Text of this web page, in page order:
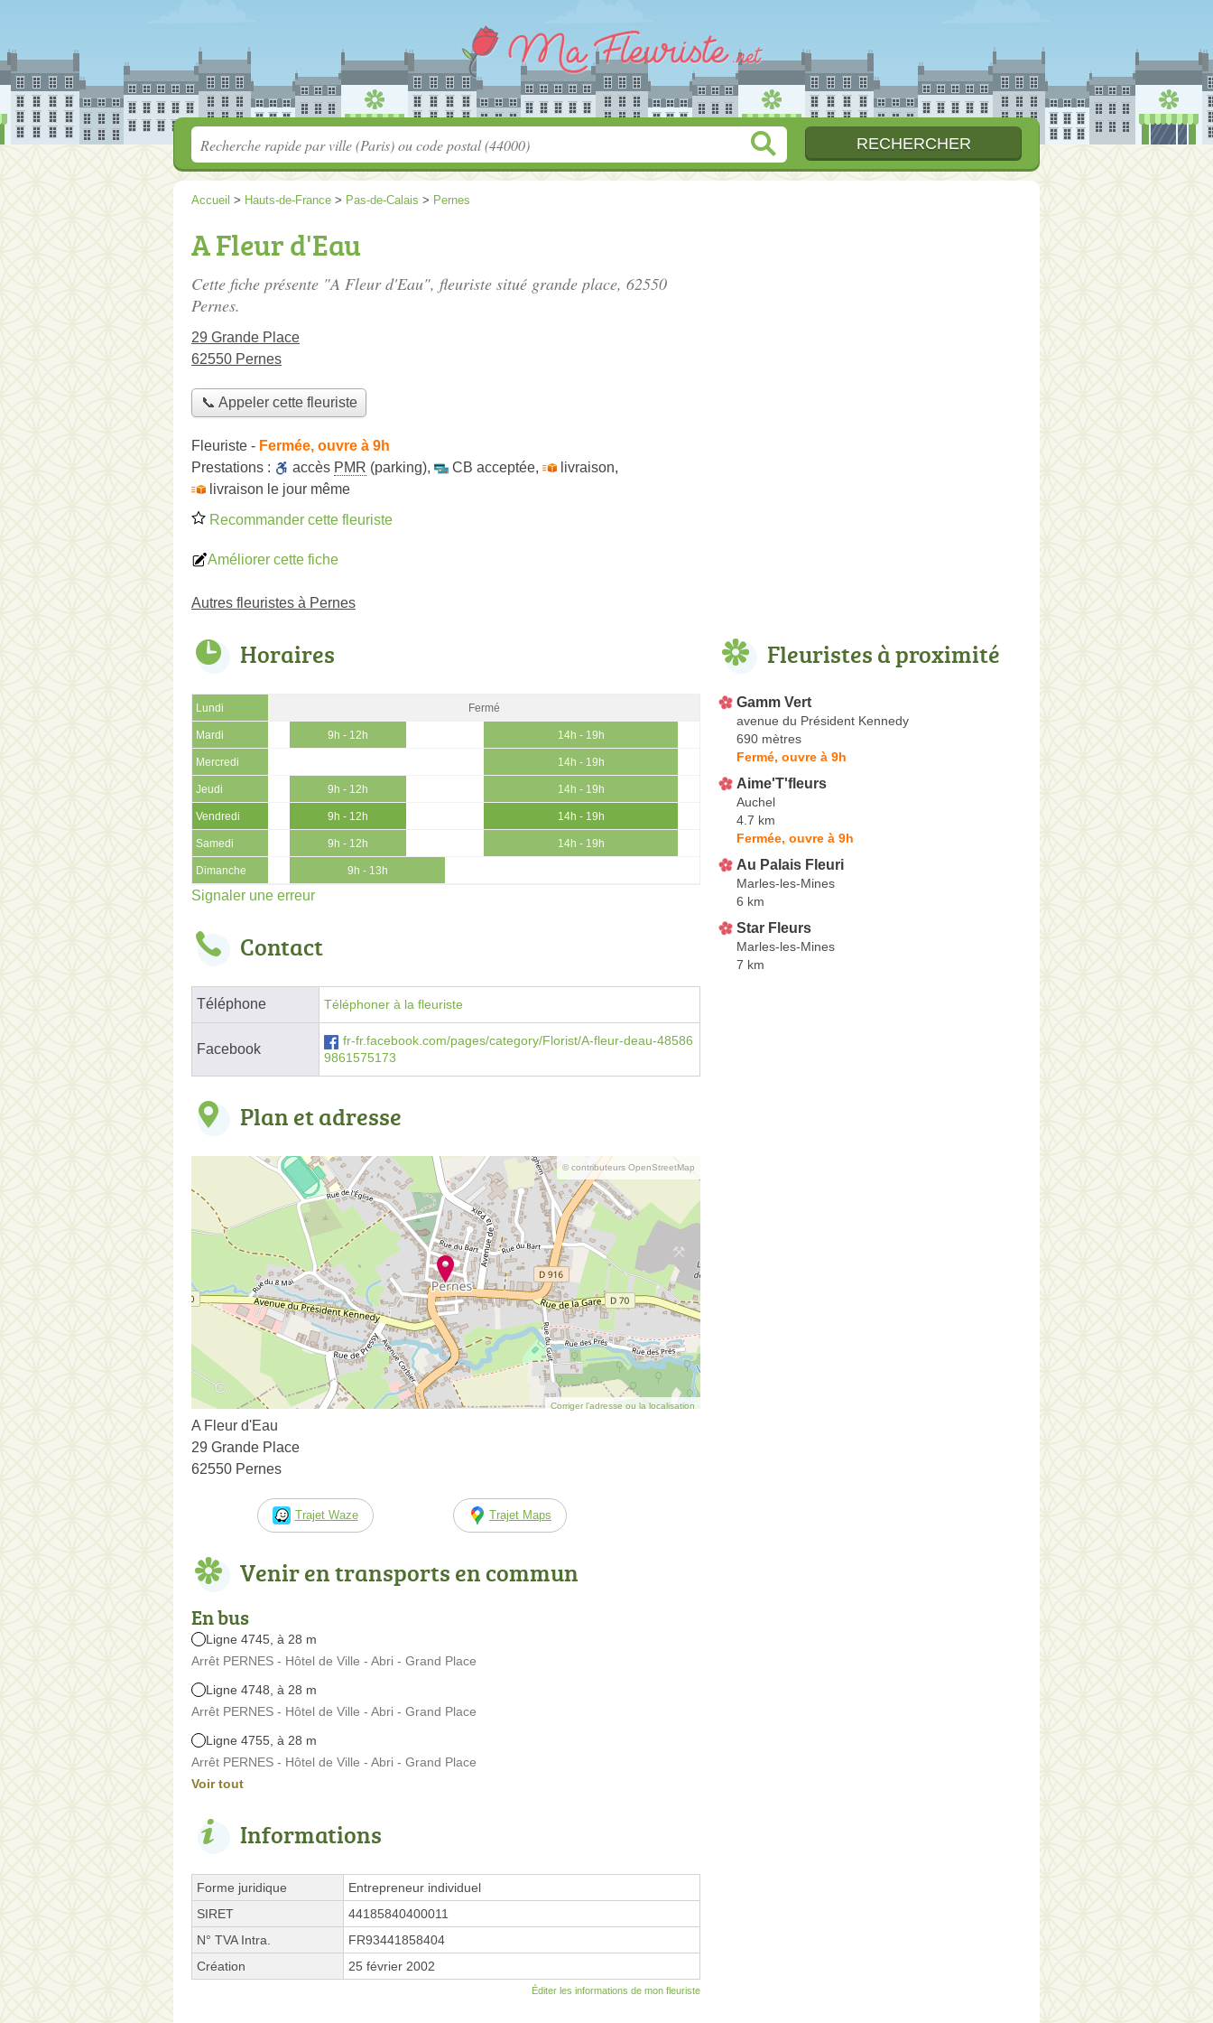
Accueil > Hauts-de-France > Pas-de-Calais > Pernes
A Fleur d'Eau
Cette fiche présente "A Fleur d'Eau", fleuriste situé grande place, 62550
Pernes.
29 Grande Place
62550 Pernes
📞 Appeler cette fleuriste
Fleuriste - Fermée, ouvre à 9h
Prestations :
accès PMR (parking), CB acceptée, livraison,
livraison le jour même
Recommander cette fleuriste
Améliorer cette fiche
Autres fleuristes à Pernes
Horaires
Lundi Fermé
Mardi 9h - 12h 14h - 19h
Mercredi 14h - 19h
Jeudi 9h - 12h 14h - 19h
Vendredi 9h - 12h 14h - 19h
Samedi 9h - 12h 14h - 19h
Dimanche 9h - 13h
Signaler une erreur
Contact
Téléphone Téléphoner à la fleuriste
Facebook
fr-fr.facebook.com/pages/category/Florist/A-fleur-deau-48586
9861575173
Plan et adresse
© contributeurs OpenStreetMap
Corriger l’adresse ou la localisation
A Fleur d'Eau
29 Grande Place
62550 Pernes
Trajet Waze Trajet Maps
Venir en transports en commun
En bus
Ligne 4745, à 28 m
Arrêt PERNES - Hôtel de Ville - Abri - Grand Place
Ligne 4748, à 28 m
Arrêt PERNES - Hôtel de Ville - Abri - Grand Place
Ligne 4755, à 28 m
Arrêt PERNES - Hôtel de Ville - Abri - Grand Place
Voir tout
Informations
Forme juridique
Entrepreneur individuel
SIRET
44185840400011
N° TVA Intra.
FR93441858404
Création
25 février 2002
Éditer les informations de mon fleuriste
Fleuristes à proximité
Gamm Vert
avenue du Président Kennedy
690 mètres
Fermé, ouvre à 9h
Aime'T'fleurs
Auchel
4.7 km
Fermée, ouvre à 9h
Au Palais Fleuri
Marles-les-Mines
6 km
Star Fleurs
Marles-les-Mines
7 km